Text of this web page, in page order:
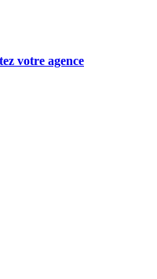
votre agence